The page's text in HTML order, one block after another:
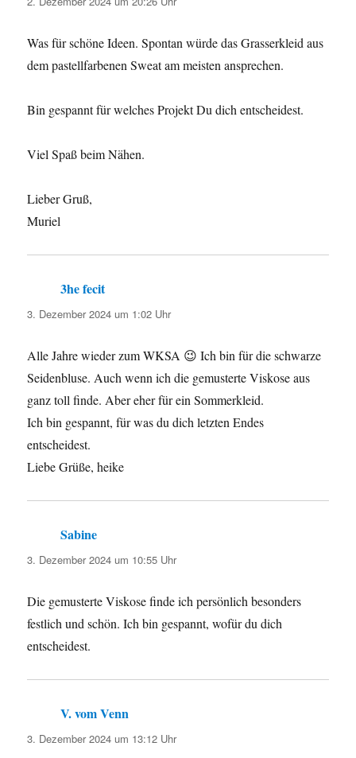
Was für schöne Ideen. Spontan würde das Grasserkleid aus
dem pastellfarbenen Sweat am meisten ansprechen.
Bin gespannt für welches Projekt Du dich entscheidest.
Viel Spaß beim Nähen.
Lieber Gruß,
Muriel
3he fecitsagt:
3. Dezember 2024 um 1:02 Uhr
Alle Jahre wieder zum WKSA 😉 Ich bin für die schwarze
Seidenbluse. Auch wenn ich die gemusterte Viskose aus
ganz toll finde. Aber eher für ein Sommerkleid.
Ich bin gespannt, für was du dich letzten Endes
entscheidest.
Liebe Grüße, heike
Sabine
3. Dezember 2024 um 10:55 Uhr
Die gemusterte Viskose finde ich persönlich besonders
festlich und schön. Ich bin gespannt, wofür du dich
entscheidest.
V. vom Venn
3. Dezember 2024 um 13:12 Uhr